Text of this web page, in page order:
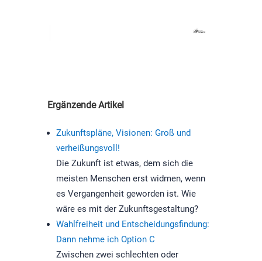
Ergänzende Artikel
Zukunftspläne, Visionen: Groß und
verheißungsvoll!
Die Zukunft ist etwas, dem sich die
meisten Menschen erst widmen, wenn
es Vergangenheit geworden ist. Wie
wäre es mit der Zukunftsgestaltung?
Wahlfreiheit und Entscheidungsfindung:
Dann nehme ich Option C
Zwischen zwei schlechten oder